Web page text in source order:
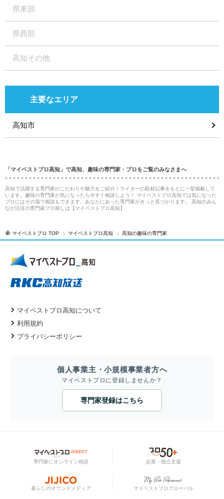
県東部
県西部
高知その他
主要なエリア
高知市
「マイベストプロ高知」で高知、趣味の専門家・プロをご覧のみなさまへ
高知で活躍する専門家のこだわりや魅力をご紹介！ライターの取材記事をもとに一挙掲載して
います。趣味の専門家が気になったら今すぐ相談しよう！ マイベストプロ高知では気になった
プロにはその場で相談もできます。あなたにあった専門家がきっと見つかります。 高知のみん
なが注目の専門家プロ探しは【マイベストプロ高知】
マイベストプロ TOP マイベストプロ高知 高知の趣味の専門家
マイベストプロ高知について
利用規約
プライバシーポリシー
個人事業主・小規模事業者方へ
マイベストプロに登録しませんか？
専門家登録はこちら
専門家にオンライン相談 起業・独立支援
暮らしのオウンドメディア マイベストプログローバル